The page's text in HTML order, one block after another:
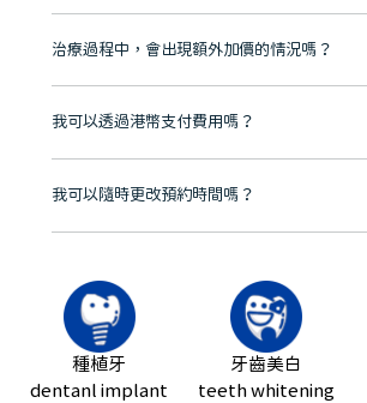
至今已服務超過三十個國家和地區的顧客，受到粵
市市民極高的口碑評價及信任推薦 珠海、深圳設有八
有咨詢及服務保障中心，有任何問題都可以隨時預
不會！只要未開始實際服務之前，你不會被收取任何
治療過程中，會出現額外加價的情況嗎？
不會，治療前我們會詳細說明治療方案及對應的價
我可以透過港幣支付費用嗎？
可以。維港口腔會按照當日匯率轉算收取費用，而
我可以隨時更改預約時間嗎？
可以，請盡早通過wechat或whatsapp聯絡我們，
種植牙
dentanl implant
牙齒美白
teeth whitening